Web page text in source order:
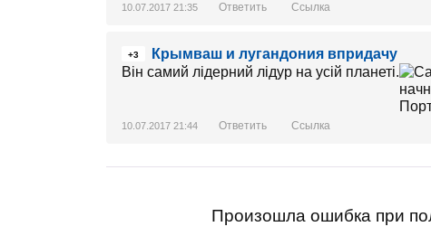
10.07.2017 21:35 Ответить Ссылка
+3
Крымваш и лугандония впридачу
Він самий лідерний лідур на усій планеті.
10.07.2017 21:44 Ответить Ссылка
Произошла ошибка при